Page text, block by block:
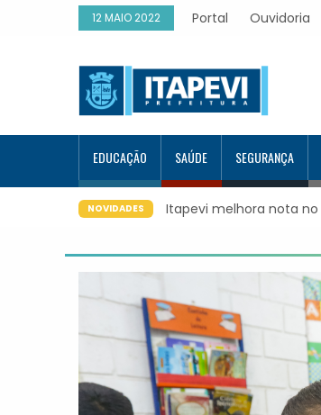
12 MAIO 2022 Portal Ouvidoria
EDUCAÇÃO SAÚDE SEGURANÇA
NOVIDADES
e registra maior evolução educacional da região